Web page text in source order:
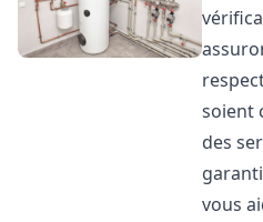
soient
des
vous